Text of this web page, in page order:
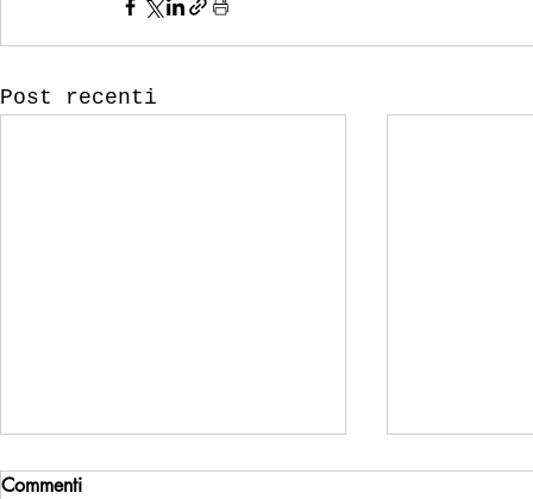
Post recenti
Commenti